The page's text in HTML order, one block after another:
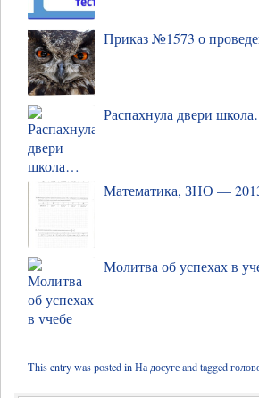
Приказ №1573 о
Распахнула двери
Математика, ЗНО —
Молитва об успехах в
This entry was posted inНа досугеand tagged